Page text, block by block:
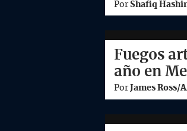
PorShafiq
Fuegos
año en
Por James Ross/